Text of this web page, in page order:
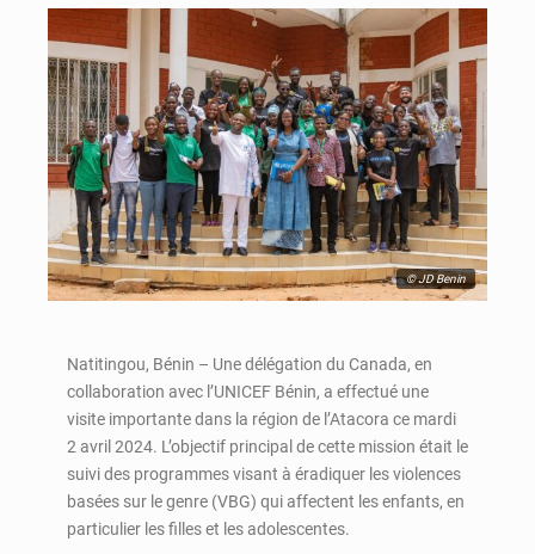
© JD Benin
Natitingou, Bénin – Une délégation du Canada, en
collaboration avec l’UNICEF Bénin, a effectué une
visite importante dans la région de l’Atacora ce mardi
2 avril 2024. L’objectif principal de cette mission était le
suivi des programmes visant à éradiquer les violences
basées sur le genre (VBG) qui affectent les enfants, en
particulier les filles et les adolescentes.